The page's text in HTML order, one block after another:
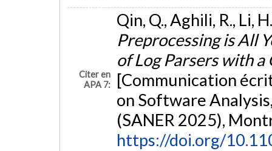
Citer en
APA 7:
Qin, Q., Aghili, R., Li,
Preprocessing is All
of Log Parsers with
[Communication
on Software
(SANER 2025),
https://doi.org/